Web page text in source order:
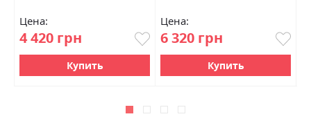
Цена:
4 420 грн
Купить
Цена:
6 320 грн
Купить